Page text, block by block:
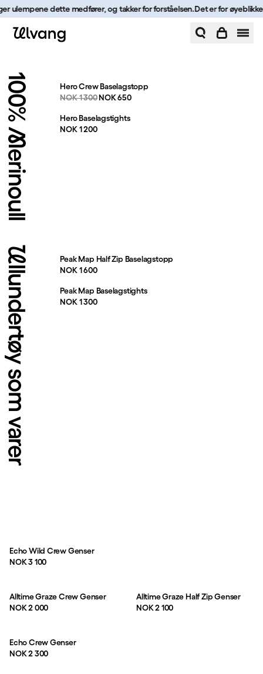
Hopp til innhold
ulempene dette medfører, og takker for forståelsen.Det er for øyeblikket
100% erinoull
Hero Crew Baselagstopp
Originalpris:
NOK 1 300Salgspris:
NOK 650
Hero Baselagstights
Pris:
NOK 1 200
llundertøy som varer
Peak Map Half Zip Baselagstopp
Pris:
NOK 1 600
Peak Map Baselagstights
Pris:
NOK 1 300
Echo Wild Crew Genser
Pris:
NOK 3 100
Alltime Graze Crew Genser
Pris:
NOK 2 000
Alltime Graze Half Zip Genser
Pris:
NOK 2 100
Echo Crew Genser
Pris:
NOK 2 300